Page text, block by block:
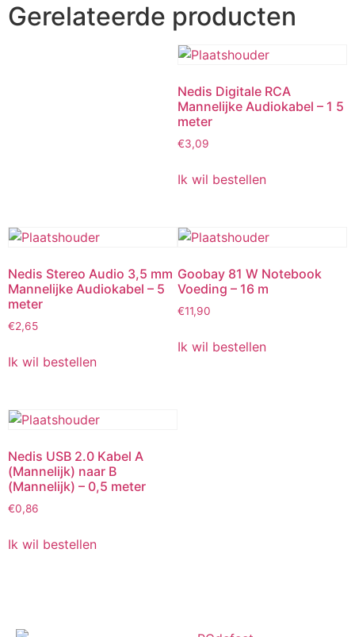
Gerelateerde producten
Nedis Digitale RCA
Mannelijke Audiokabel – 1 5
meter
€3,09
Ik wil bestellen
Nedis Stereo Audio 3,5 mm
Mannelijke Audiokabel – 5
meter
€2,65
Ik wil bestellen
Goobay 81 W Notebook
Voeding – 16 m
€11,90
Ik wil bestellen
Nedis USB 2.0 Kabel A
(Mannelijk) naar B
(Mannelijk) – 0,5 meter
€0,86
Ik wil bestellen